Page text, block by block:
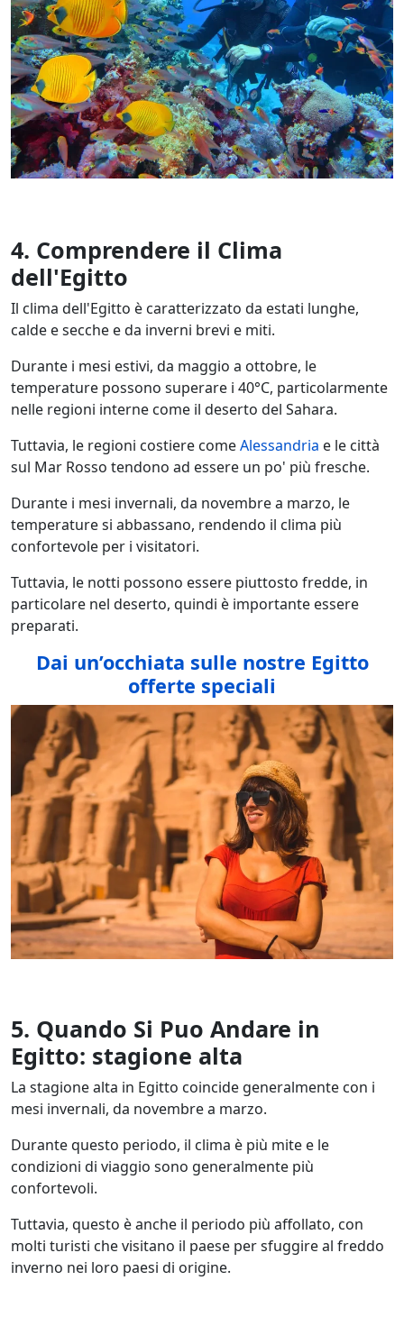
4. Comprendere il Clima
dell'Egitto
Il clima dell'Egitto è caratterizzato da estati lunghe,
calde e secche e da inverni brevi e miti.
Durante i mesi estivi, da maggio a ottobre, le
temperature possono superare i 40°C, particolarmente
nelle regioni interne come il deserto del Sahara.
Tuttavia, le regioni costiere comeAlessandria e le città
sul Mar Rosso tendono ad essere un po' più fresche.
Durante i mesi invernali, da novembre a marzo, le
temperature si abbassano, rendendo il clima più
confortevole per i visitatori.
Tuttavia, le notti possono essere piuttosto fredde, in
particolare nel deserto, quindi è importante essere
preparati.
Dai un’occhiata sulle nostre Egitto
offerte speciali
5. Quando Si Puo Andare in
Egitto: stagione alta
La stagione alta in Egitto coincide generalmente con i
mesi invernali, da novembre a marzo.
Durante questo periodo, il clima è più mite e le
condizioni di viaggio sono generalmente più
confortevoli.
Tuttavia, questo è anche il periodo più affollato, con
molti turisti che visitano il paese per sfuggire al freddo
inverno nei loro paesi di origine.